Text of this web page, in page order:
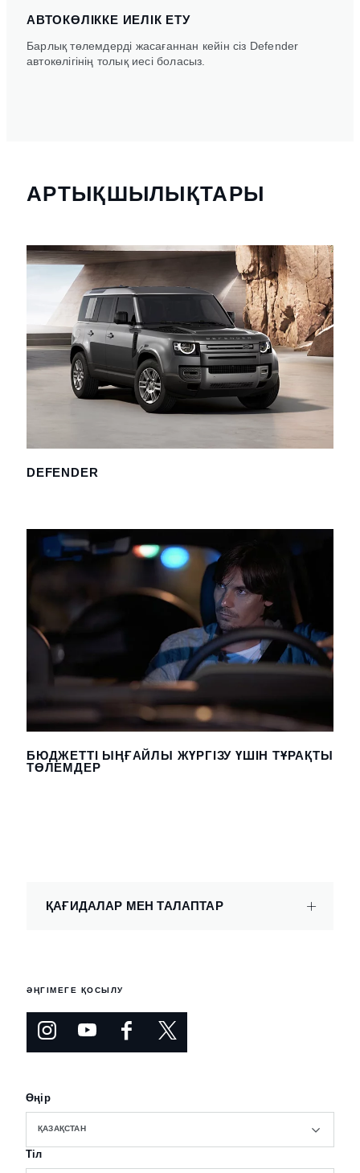
АВТОКӨЛІККЕ ИЕЛІК ЕТУ
Барлық төлемдерді жасағаннан кейін сіз Defender
автокөлігінің толық иесі боласыз.
АРТЫҚШЫЛЫҚТАРЫ
DEFENDER
БЮДЖЕТТІ ЫҢҒАЙЛЫ ЖҮРГІЗУ ҮШІН ТҰРАҚТЫ
ТӨЛЕМДЕР
ҚАҒИДАЛАР МЕН ТАЛАПТАР
ӘҢГІМЕГЕ ҚОСЫЛУ
Өңір
ҚАЗАҚСТАН
Тіл